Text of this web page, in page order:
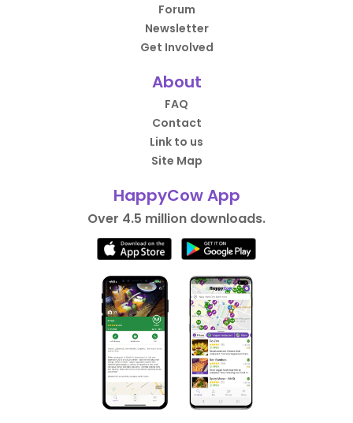
Forum
Newsletter
Get Involved
About
FAQ
Contact
Link to us
Site Map
HappyCow App
Over 4.5 million downloads.